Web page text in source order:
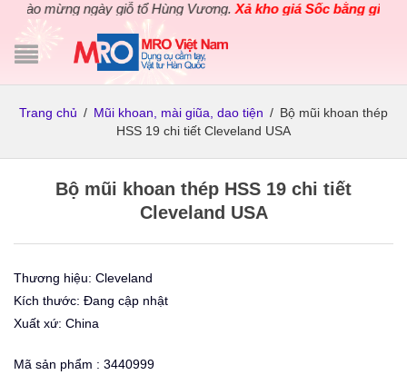
mừng ngày giỗ tổ Hùng Vương.Xả kho giá Sốc bằng giá Gốc
Trang chủ / Mũi khoan, mài giũa, dao tiện / Bộ mũi khoan thép
HSS 19 chi tiết Cleveland USA
Bộ mũi khoan thép HSS 19 chi tiết
Cleveland USA
Thương hiệu: Cleveland
Kích thước: Đang cập nhật
Xuất xứ: China
Mã sản phẩm : 3440999